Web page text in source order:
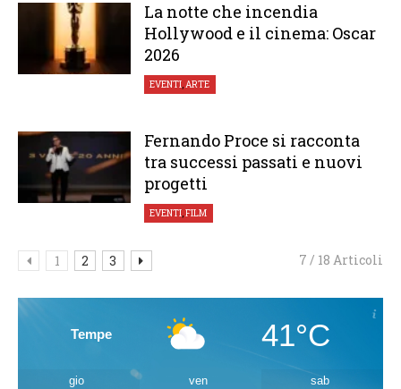
La notte che incendia
Hollywood e il cinema: Oscar
2026
EVENTI,ARTE
Fernando Proce si racconta
tra successi passati e nuovi
progetti
EVENTI,FILM
1 2 3 7 / 18 Articoli
Tempe 41°C
gio ven sab